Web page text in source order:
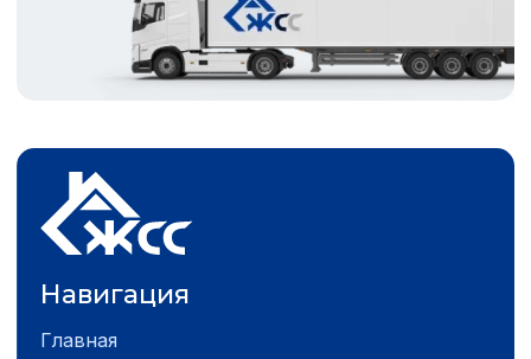
Навигация
Главная